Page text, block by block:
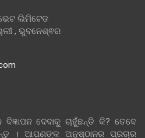
ଲିମିଟେଡ
, ଭୁବନେଶ୍ଵର
ଦେବାକୁ ଚାହୁଁଛନ୍ତି କି? ତେବେ
। ଆପଣଙ୍କ ଅନୁଷ୍ଠାନର ପ୍ରଚାର